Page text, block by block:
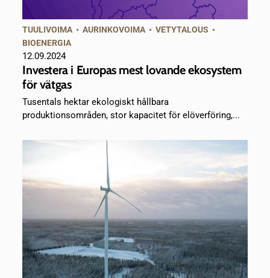
TUULIVOIMA •AURINKOVOIMA •VETYTALOUS •
BIOENERGIA
12.09.2024
Investera i Europas mest lovande ekosystem
för vätgas
Tusentals hektar ekologiskt hållbara
produktionsområden, stor kapacitet för elöverföring,...